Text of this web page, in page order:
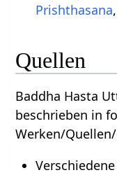
Prishthasana,
Quellen
Baddha Hasta
beschrieben in
Werken/